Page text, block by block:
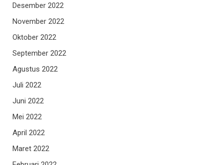
Desember 2022
November 2022
Oktober 2022
September 2022
Agustus 2022
Juli 2022
Juni 2022
Mei 2022
April 2022
Maret 2022